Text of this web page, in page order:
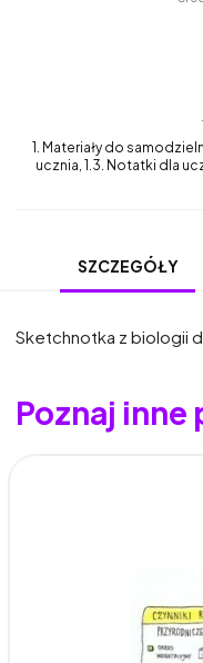
1. Materiały do
ucznia, 1.3. Notatki dla
SZCZEGÓŁY
Sketchnotka z biologii
Poznaj